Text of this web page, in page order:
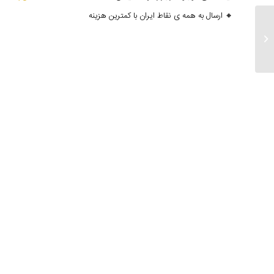
🔸 ارسال به همه ی نقاط ایران با کمترین هزینه